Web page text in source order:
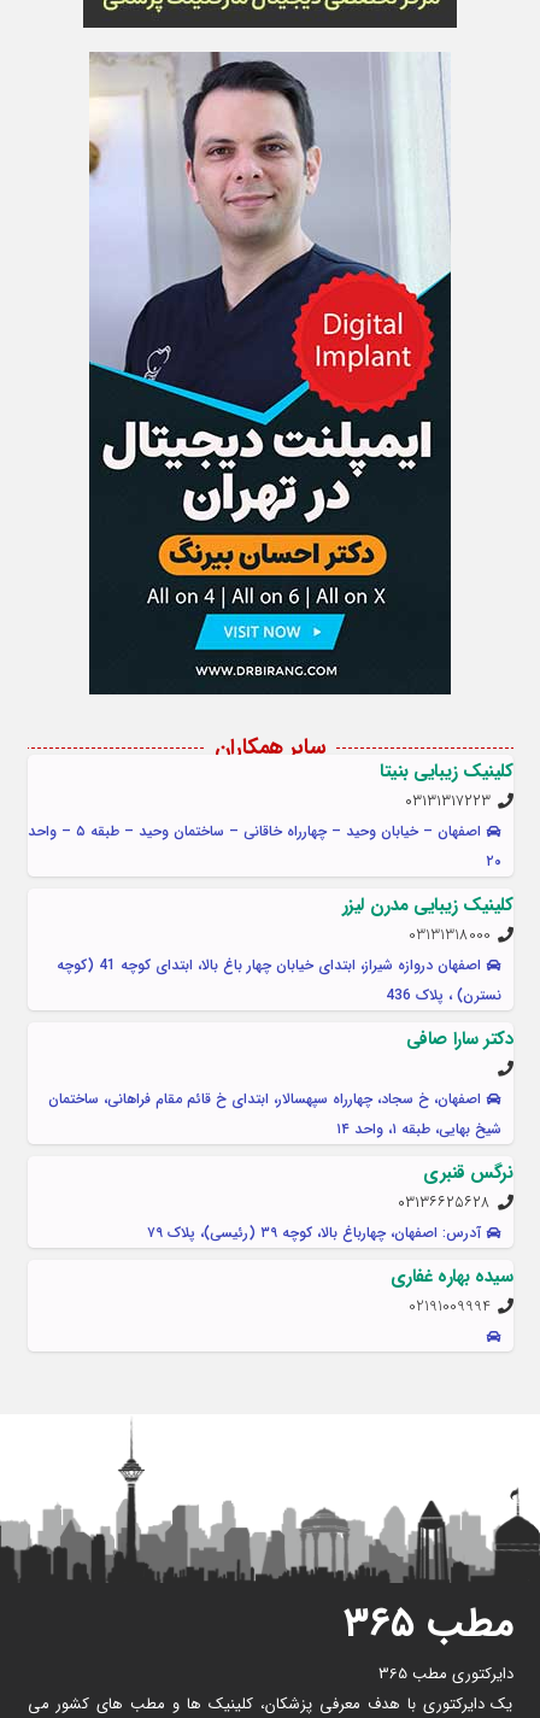
سایر همکاران
کلینیک زیبایی بنیتا
۰۳۱۳۱۳۱۷۲۲۳
اصفهان – خیابان وحید – چهارراه خاقانی – ساختمان وحید – طبقه ۵ – واحد
۲۰
کلینیک زیبایی مدرن لیزر
03131318000
اصفهان دروازه شیراز، ابتدای خیابان چهار باغ بالا، ابتدای کوچه 41 (کوچه
نسترن) ، پلاک 436
دکتر سارا صافی
اصفهان، خ سجاد، چهارراه سپهسالار، ابتدای خ قائم مقام فراهانی، ساختمان
شیخ بهایی، طبقه ۱، واحد ۱۴
نرگس قنبری
۰۳۱۳۶۶۲۵۶۲۸
آدرس: اصفهان، چهارباغ بالا، کوچه ۳۹ (رئیسی)، پلاک ۷۹
سیده بهاره غفاری
02191009994
مطب ۳۶۵
دایرکتوری مطب 365
یک دایرکتوری با هدف معرفی پزشکان، کلینیک ها و مطب های کشور می